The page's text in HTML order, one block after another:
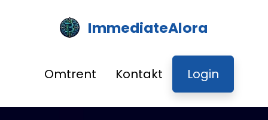
ImmediateAlora
Omtrent Kontakt Login